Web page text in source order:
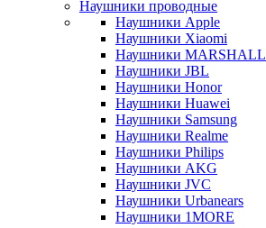
Наушники проводные
Наушники Apple
Наушники Xiaomi
Наушники MARSHALL
Наушники JBL
Наушники Honor
Наушники Huawei
Наушники Samsung
Наушники Realme
Наушники Philips
Наушники AKG
Наушники JVC
Наушники Urbanears
Наушники 1MORE